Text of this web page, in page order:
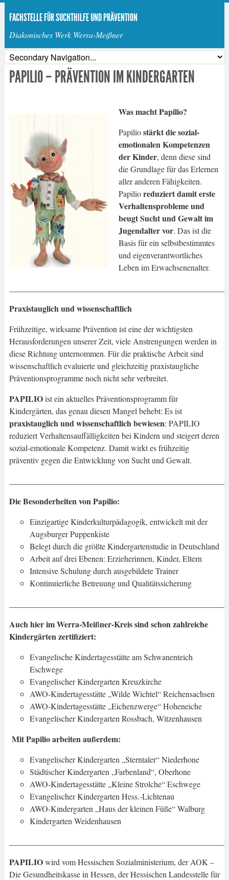
FACHSTELLE FÜR SUCHTHILFE UND PRÄVENTION
Diakonisches Werk Werra-Meißner
PAPILIO – PRÄVENTION IM KINDERGARTEN
Was macht Papilio?
Papiliostärkt die sozial-
emotionalen Kompetenzen
der Kinder, denn diese sind
die Grundlage für das Erlernen
aller anderen Fähigkeiten.
Papilioreduziert damit erste
Verhaltensprobleme und
beugt Sucht und Gewalt im
Jugendalter vor. Das ist die
Basis für ein selbstbestimmtes
und eigenverantwortliches
Leben im Erwachsenenalter.
Praxistauglich und wissenschaftlich
Frühzeitige, wirksame Prävention ist eine der wichtigsten
Herausforderungen unserer Zeit, viele Anstrengungen werden in
diese Richtung unternommen. Für die praktische Arbeit sind
wissenschaftlich evaluierte und gleichzeitig praxistaugliche
Präventionsprogramme noch nicht sehr verbreitet.
PAPILIOist ein aktuelles Präventionsprogramm für
Kindergärten, das genau diesen Mangel behebt: Es ist
praxistauglich und wissenschaftlich bewiesen: PAPILIO
reduziert Verhaltensauffälligkeiten bei Kindern und steigert deren
sozial-emotionale Kompetenz. Damit wirkt es frühzeitig
präventiv gegen die Entwicklung von Sucht und Gewalt.
Die Besonderheiten von Papilio:
Einzigartige Kinderkulturpädagogik, entwickelt mit der
Augsburger Puppenkiste
Belegt durch die größte Kindergartenstudie in Deutschland
Arbeit auf drei Ebenen: Erzieherinnen, Kinder, Eltern
Intensive Schulung durch ausgebildete Trainer
Kontinuierliche Betreuung und Qualitätssicherung
Auch hier im Werra-Meißner-Kreis sind schon zahlreiche
Kindergärten zertifiziert:
Evangelische Kindertagesstätte am Schwanenteich
Eschwege
Evangelischer Kindergarten Kreuzkirche
AWO-Kindertagesstätte „Wilde Wichtel“ Reichensachsen
AWO-Kindertagesstätte „Eichenzwerge“ Hoheneiche
Evangelischer Kindergarten Rossbach, Witzenhausen
Mit Papilio arbeiten außerdem:
Evangelischer Kindergarten „Sterntaler“ Niederhone
Städtischer Kindergarten „Farbenland“, Oberhone
AWO-Kindertagesstätte „Kleine Strolche“ Eschwege
Evangelischer Kindergarten Hess.-Lichtenau
AWO-Kindergarten „Haus der kleinen Füße“ Walburg
Kindergarten Weidenhausen
PAPILIOwird vom Hessischen Sozialministerium, der AOK –
Die Gesundheitskasse in Hessen, der Hessischen Landesstelle für